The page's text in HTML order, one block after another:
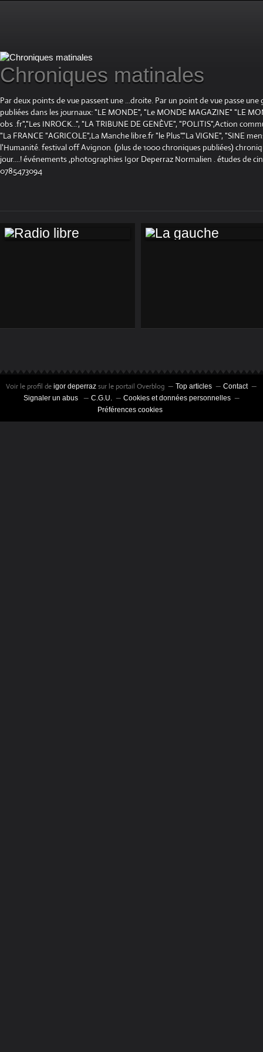
Chroniques matinales
Par deux points de vue passent une ...droite. Par un point de vue passe
publiées dans les journaux: "LE MONDE", "Le MONDE MAGAZINE" "LE
obs .fr","Les INROCK...", "LA TRIBUNE DE GENÈVE", "POLITIS",Action
"La FRANCE "AGRICOLE",La Manche libre.fr "le Plus"."La VIGNE", "SINE
l'Humanité. festival off Avignon. (plus de 1000 chroniques publiées)
jour....! événements ,photographies Igor Deperraz Normalien . études de
0785473094
Voir le profil de igor deperraz sur le portail Overblog Top articles
Contact
Signaler un abus
C.G.U.
Cookies et données personnelles
Préférences cookies